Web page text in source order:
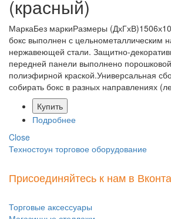
(красный)
МаркаБез маркиРазмеры
бокс выполнен с цельнометаллическим
нержавеющей стали. Защитно-
передней панели выполнено
полиэфирной краской.Универсальная
собирать бокс в разных направлениях
Купить
Подробнее
Close
Техностоун торговое оборудование
Присоединяйтесь к нам в
Торговые аксессуары